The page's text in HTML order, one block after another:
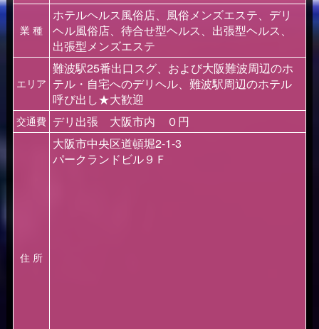
業 種
ホテルヘルス風俗店、風俗メンズエステ、デリ
ヘル風俗店、待合せ型ヘルス、出張型ヘルス、
出張型メンズエステ
エリア
難波駅25番出口スグ、および大阪難波周辺のホ
テル・自宅へのデリヘル、難波駅周辺のホテル
呼び出し★大歓迎
交通費 デリ出張 大阪市内 ０円
住 所
大阪市中央区道頓堀2-1-3
パークランドビル９Ｆ